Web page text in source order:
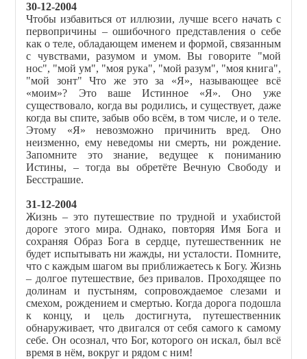
30-12-2004
Чтобы избавиться от иллюзии, лучше всего начать с
первопричины – ошибочного представления о себе
как о теле, обладающем именем и формой, связанным
с чувствами, разумом и умом. Вы говорите "мой
нос", "мой ум", "моя рука", "мой разум", "моя книга",
"мой зонт" Что же это за «Я», называющее всё
«моим»? Это ваше Истинное «Я». Оно уже
существовало, когда вы родились, и существует, даже
когда вы спите, забыв обо всём, в том числе, и о теле.
Этому «Я» невозможно причинить вред. Оно
неизменно, ему неведомы ни смерть, ни рождение.
Запомните это знание, ведущее к пониманию
Истины, – тогда вы обретёте Вечную Свободу и
Бесстрашие.
31-12-2004
Жизнь – это путешествие по трудной и ухабистой
дороге этого мира. Однако, повторяя Имя Бога и
сохраняя Образ Бога в сердце, путешественник не
будет испытывать ни жажды, ни усталости. Помните,
что с каждым шагом вы приближаетесь к Богу. Жизнь
– долгое путешествие, без привалов. Проходящее по
долинам и пустыням, сопровождаемое слезами и
смехом, рождением и смертью. Когда дорога подошла
к концу, и цель достигнута, путешественник
обнаруживает, что двигался от себя самого к самому
себе. Он осознал, что Бог, которого он искал, был всё
время в нём, вокруг и рядом с ним!